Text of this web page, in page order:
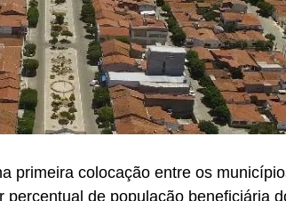
primeira colocação entre os
percentual de população beneficiária